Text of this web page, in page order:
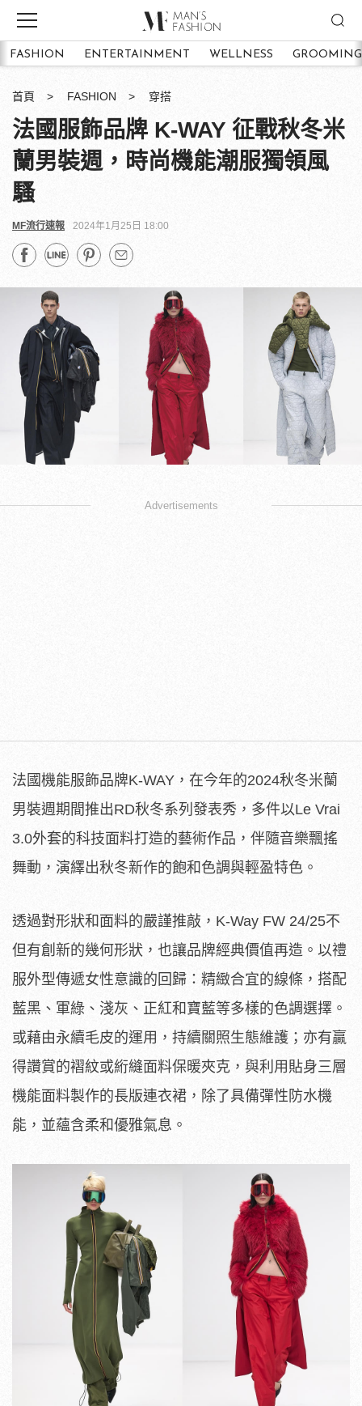
FASHION ENTERTAINMENT WELLNESS GROOMING
首頁 FASHION 穿搭
法國服飾品牌 K-WAY 征戰秋冬米
蘭男裝週，時尚機能潮服獨領風
騷
MF流行速報 2024年1月25日 18:00
Advertisements
法國機能服飾品牌K-WAY，在今年的2024秋冬米蘭
男裝週期間推出RD秋冬系列發表秀，多件以Le Vrai
3.0外套的科技面料打造的藝術作品，伴隨音樂飄搖
舞動，演繹出秋冬新作的飽和色調與輕盈特色。
但有創新的幾何形狀，也讓品牌經典價值再造。以禮
服外型傳遞女性意識的回歸：精緻合宜的線條，搭配
藍黑、軍綠、淺灰、正紅和寶藍等多樣的色調選擇。
或藉由永續毛皮的運用，持續關照生態維護；亦有贏
得讚賞的褶紋或絎縫面料保暖夾克，與利用貼身三層
機能面料製作的長版連衣裙，除了具備彈性防水機
能，並蘊含柔和優雅氣息。